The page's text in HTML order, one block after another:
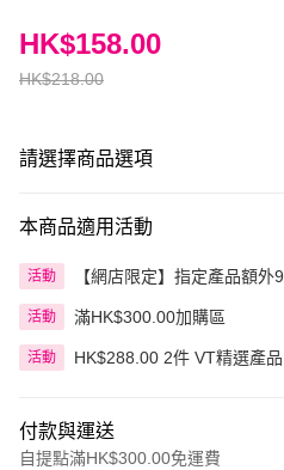
HK$218.00
HK$158.00
請選擇商品選項
本商品適用活動
活動 【網店限定】指定產品額
活動 滿HK$300.00加購區
活動 HK$288.00 2件 VT精選產品
付款與運送
自提點滿HK$300.00免運費